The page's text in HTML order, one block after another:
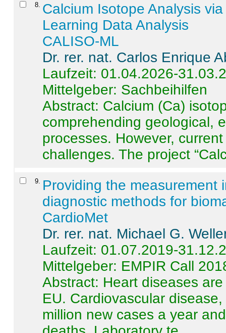
8 Calcium Isotope Analysis
Learning Data Analysis
CALISO-ML
Dr. rer. nat. Carlos Enrique
Laufzeit: 01.04.2026-
Mittelgeber: Sachbeihilfen
Abstract: Calcium (Ca)
comprehending geological,
processes. However,
challenges. The project
9
Providing the measurement
diagnostic methods for
CardioMet
Dr. rer. nat. Michael G.
Laufzeit: 01.07.2019-
Mittelgeber: EMPIR Call
Abstract: Heart diseases
EU. Cardiovascular
million new cases a year